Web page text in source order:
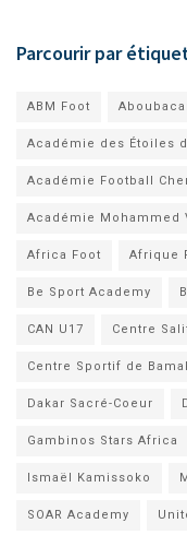
Parcourir par
ABM Foot
Académie des Étoiles
Académie Football
Académie Mohammed
Africa Foot Afrique
Be Sport Academy
CAN U17 Centre
Centre Sportif de
Dakar Sacré-Coeur
Gambinos Stars Africa
Ismaël Kamissoko
SOAR Academy